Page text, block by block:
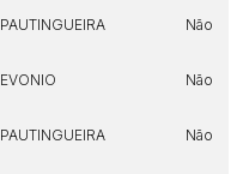
PAUTINGUEIRA Não
EVONIO Não
PAUTINGUEIRA Não